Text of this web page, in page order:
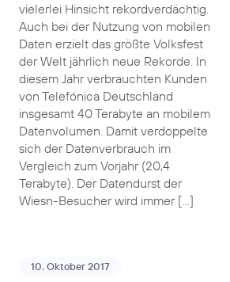
vielerlei Hinsicht rekordverdächtig.
Auch bei der Nutzung von mobilen
Daten erzielt das größte Volksfest
der Welt jährlich neue Rekorde. In
diesem Jahr verbrauchten Kunden
von Telefónica Deutschland
insgesamt 40 Terabyte an mobilem
Datenvolumen. Damit verdoppelte
sich der Datenverbrauch im
Vergleich zum Vorjahr (20,4
Terabyte). Der Datendurst der
Wiesn-Besucher wird immer […]
10. Oktober 2017